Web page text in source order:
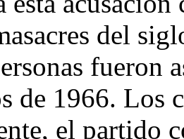
del
fueron
de 1966. Los
el partido